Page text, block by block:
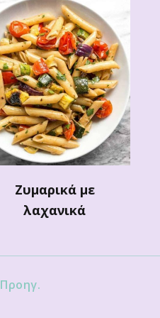
Ζυμαρικά με
λαχανικά
Προηγ.